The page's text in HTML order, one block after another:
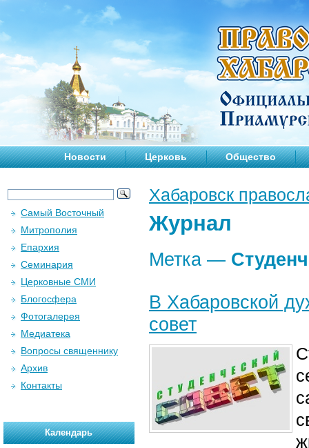
Новости Церковь Общество
Хабаровск
Журнал
Метка —
В Хабаровской
совет
Самый Восточный
Митрополия
Епархия
Семинария
Церковные СМИ
Блогосфера
Фотогалерея
Медиатека
Вопросы священнику
Архив
Контакты
Календарь